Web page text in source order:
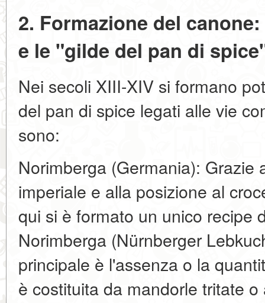
2. Formazione del
e le "gilde del pan di
Nei secoli XIII-XIV si formano
del pan di spice legati alle vie
sono:
Norimberga (Germania): Grazie
imperiale e alla posizione al
qui si è formato un unico recipe
Norimberga (Nürnberger
principale è l'assenza o la
è costituita da mandorle tritate